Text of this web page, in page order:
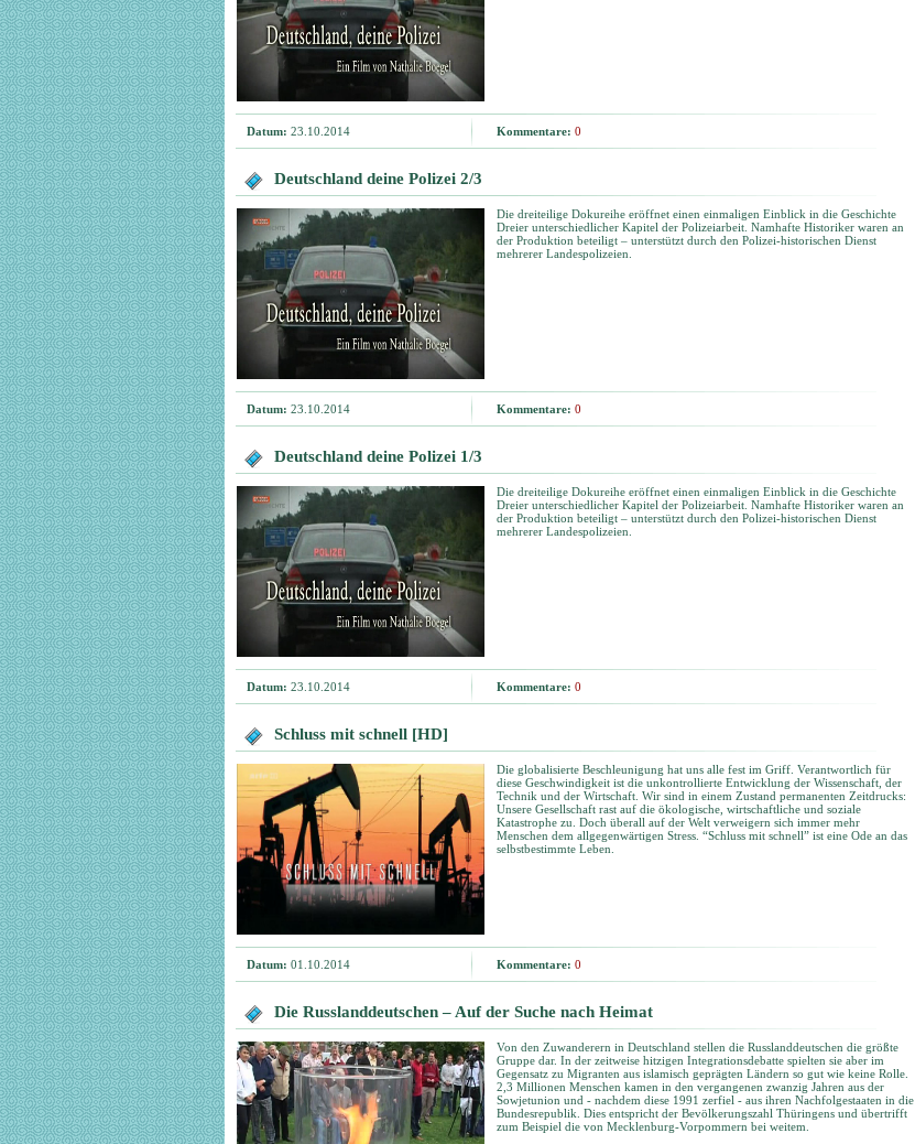
Datum: 23.10.2014 Kommentare: 0
Deutschland deine Polizei 2/3
Die dreiteilige Dokureihe eröffnet einen einmaligen Einblick in die Geschichte
Dreier unterschiedlicher Kapitel der Polizeiarbeit. Namhafte Historiker waren an
der Produktion beteiligt – unterstützt durch den Polizei-historischen Dienst
mehrerer Landespolizeien.
Datum: 23.10.2014 Kommentare: 0
Deutschland deine Polizei 1/3
Die dreiteilige Dokureihe eröffnet einen einmaligen Einblick in die Geschichte
Dreier unterschiedlicher Kapitel der Polizeiarbeit. Namhafte Historiker waren an
der Produktion beteiligt – unterstützt durch den Polizei-historischen Dienst
mehrerer Landespolizeien.
Datum: 23.10.2014 Kommentare: 0
Schluss mit schnell [HD]
Die globalisierte Beschleunigung hat uns alle fest im Griff. Verantwortlich für
diese Geschwindigkeit ist die unkontrollierte Entwicklung der Wissenschaft, der
Technik und der Wirtschaft. Wir sind in einem Zustand permanenten Zeitdrucks:
Unsere Gesellschaft rast auf die ökologische, wirtschaftliche und soziale
Katastrophe zu. Doch überall auf der Welt verweigern sich immer mehr
Menschen dem allgegenwärtigen Stress. “Schluss mit schnell” ist eine Ode an das
selbstbestimmte Leben.
Datum: 01.10.2014 Kommentare: 0
Die Russlanddeutschen – Auf der Suche nach Heimat
Von den Zuwanderern in Deutschland stellen die Russlanddeutschen die größte
Gruppe dar. In der zeitweise hitzigen Integrationsdebatte spielten sie aber im
Gegensatz zu Migranten aus islamisch geprägten Ländern so gut wie keine Rolle.
2,3 Millionen Menschen kamen in den vergangenen zwanzig Jahren aus der
Sowjetunion und - nachdem diese 1991 zerfiel - aus ihren Nachfolgestaaten in die
Bundesrepublik. Dies entspricht der Bevölkerungszahl Thüringens und übertrifft
zum Beispiel die von Mecklenburg-Vorpommern bei weitem.